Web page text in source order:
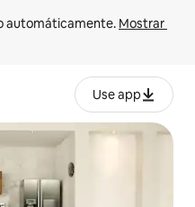
automáticamente. Mostrar
Use app